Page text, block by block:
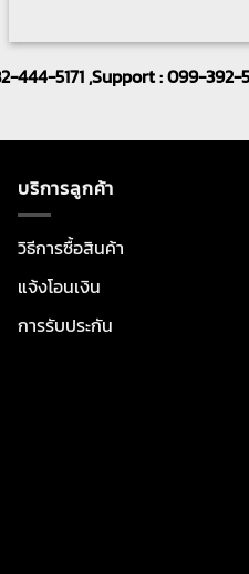
444-5171 ,Support : 099-392-
บริการลูกค้า
วิธีการซื้อสินค้า
แจ้งโอนเงิน
การรับประกัน